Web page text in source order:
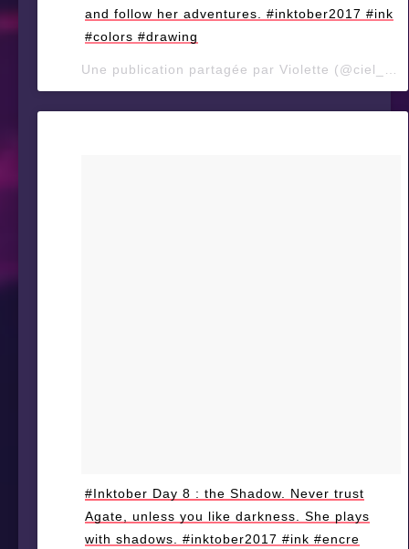
and follow her adventures. #inktober2017 #ink
#colors #drawing
#Inktober Day 8 : the Shadow. Never trust
Agate, unless you like darkness. She plays
with shadows. #inktober2017 #ink #encre